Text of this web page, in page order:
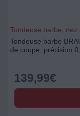
Tondeuse barbe, nez
Tondeuse barbe
de coupe, précision
139,99€